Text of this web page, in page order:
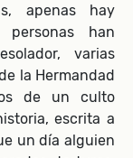
apenas hay
han
varias
la Hermandad
de un culto
escrita a
un día alguien